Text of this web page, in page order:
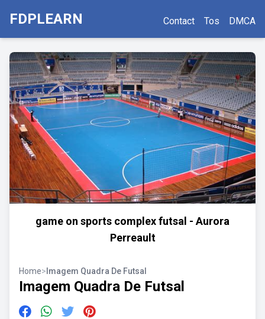
FDPLEARN Contact Tos DMCA
game on sports complex futsal - Aurora
Perreault
Home> Imagem Quadra De Futsal
Imagem Quadra De Futsal